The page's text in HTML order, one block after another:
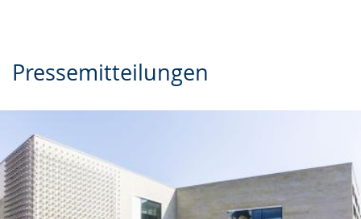
Pressemitteilungen